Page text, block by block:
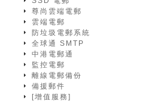
尊尚雲端電郵
雲端電郵
防垃圾電郵系統
全球通 SMTP
中港電郵通
監控電郵
離線電郵備份
備援郵件
[增值服務]